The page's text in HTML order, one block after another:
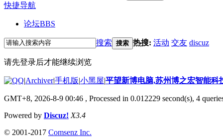
快捷导航
论坛BBS
搜索 搜索 热搜: 活动 交友 discuz
请先登录后才能继续浏览
|Archiver|手机版|小黑屋|平望新博电脑,苏州博之宏智能科
GMT+8, 2026-8-9 00:46 , Processed in 0.012229 second(s), 4
Powered by Discuz! X3.4
© 2001-2017 Comsenz Inc.